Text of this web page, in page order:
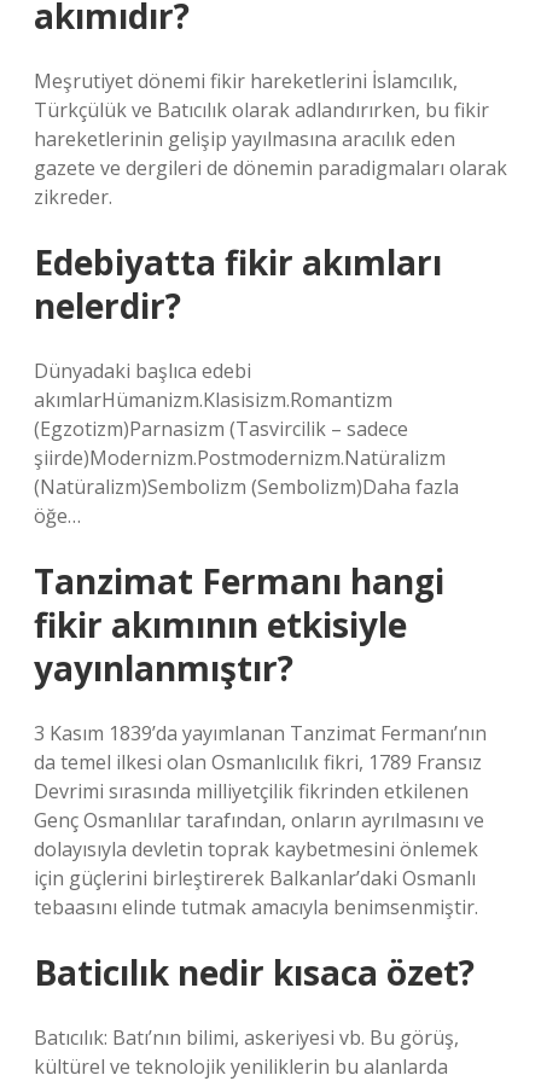
akımıdır?
Meşrutiyet dönemi fikir hareketlerini İslamcılık,
Türkçülük ve Batıcılık olarak adlandırırken, bu fikir
hareketlerinin gelişip yayılmasına aracılık eden
gazete ve dergileri de dönemin paradigmaları olarak
zikreder.
Edebiyatta fikir akımları
nelerdir?
Dünyadaki başlıca edebi
akımlarHümanizm.Klasisizm.Romantizm
(Egzotizm)Parnasizm (Tasvircilik – sadece
şiirde)Modernizm.Postmodernizm.Natüralizm
(Natüralizm)Sembolizm (Sembolizm)Daha fazla
öğe…
Tanzimat Fermanı hangi
fikir akımının etkisiyle
yayınlanmıştır?
3 Kasım 1839’da yayımlanan Tanzimat Fermanı’nın
da temel ilkesi olan Osmanlıcılık fikri, 1789 Fransız
Devrimi sırasında milliyetçilik fikrinden etkilenen
Genç Osmanlılar tarafından, onların ayrılmasını ve
dolayısıyla devletin toprak kaybetmesini önlemek
için güçlerini birleştirerek Balkanlar’daki Osmanlı
tebaasını elinde tutmak amacıyla benimsenmiştir.
Baticılık nedir kısaca özet?
Batıcılık: Batı’nın bilimi, askeriyesi vb. Bu görüş,
kültürel ve teknolojik yeniliklerin bu alanlarda